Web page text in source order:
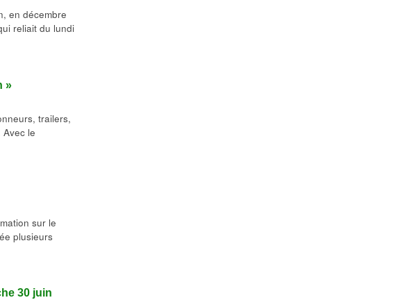
en décembre
reliait du lundi
»
trailers,
le
sur le
plusieurs
30 juin